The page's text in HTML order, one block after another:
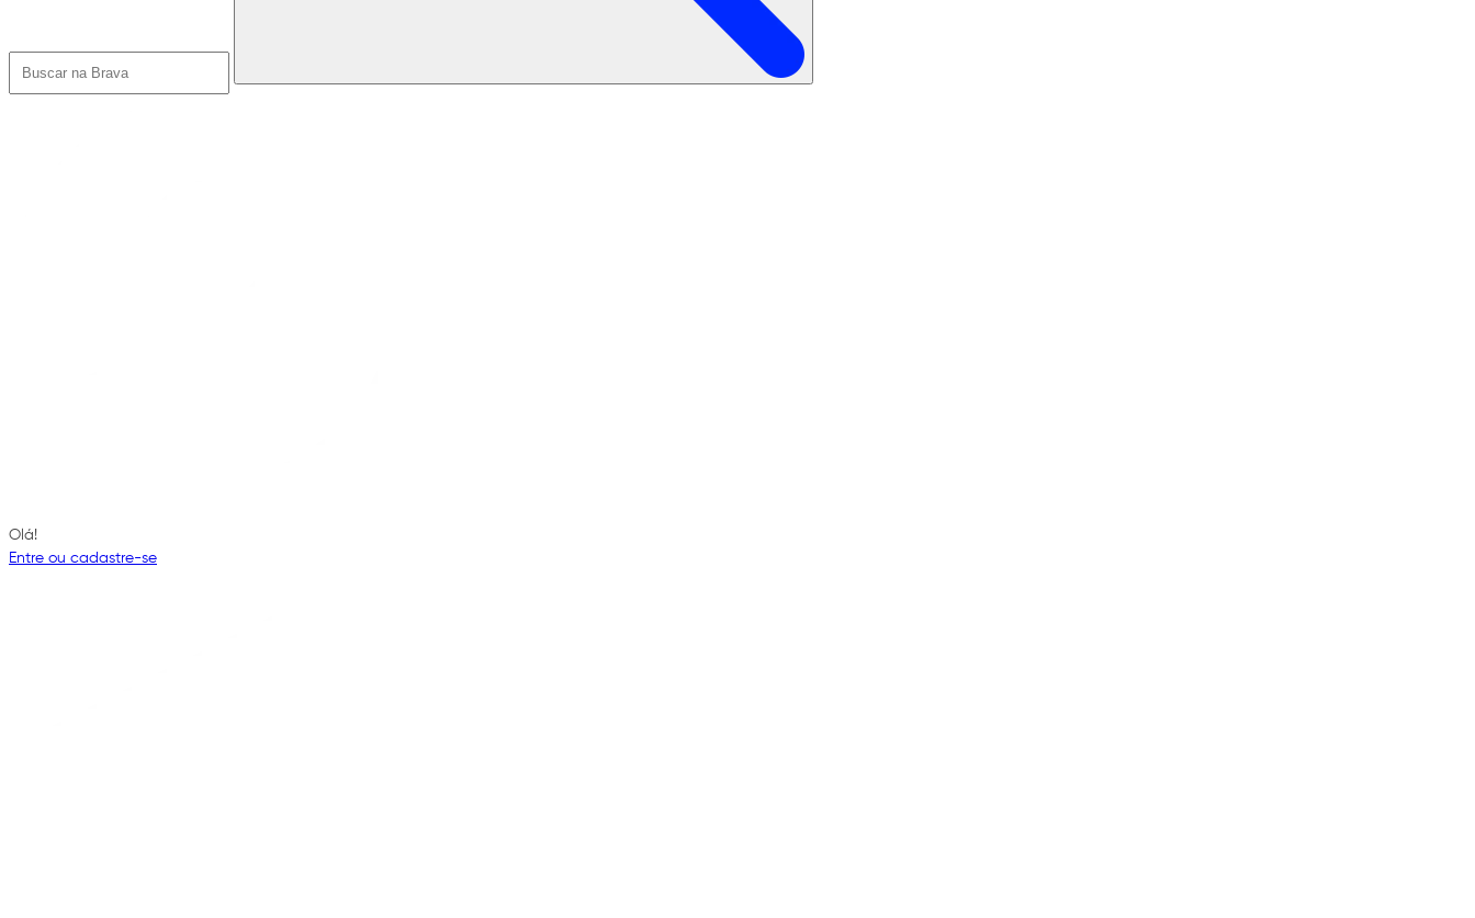
Olá!
Entre ou cadastre-se